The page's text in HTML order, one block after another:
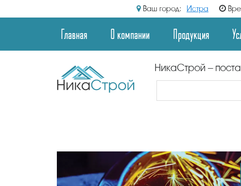
Ваш город: Истра
Главная О компании Продукция
НикаСтрой –